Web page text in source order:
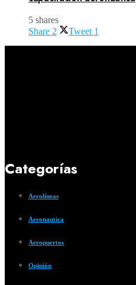
5 shares
Share 2 Tweet 1
Categorías
Aerolíneas
Aeronautica
Aeropuertos
Opinión